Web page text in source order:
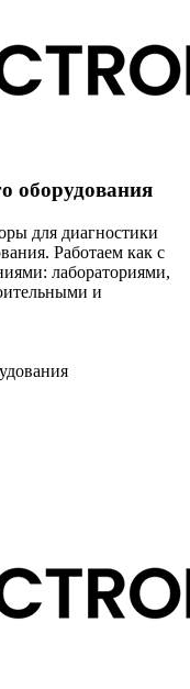
оборудования
для диагностики
Работаем как с
лабораториями,
и